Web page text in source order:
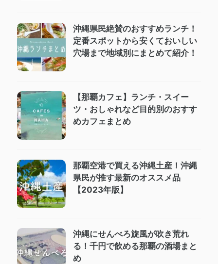
沖縄県民絶賛のおすすめランチ！
定番スポットから安くておいしい
穴場まで地域別にまとめて紹介！
【那覇カフェ】ランチ・スイー
ツ・おしゃれなど目的別のおすす
めカフェまとめ
那覇空港で買える沖縄土産！沖縄
県民が推す最新のオススメ品
【2023年版】
沖縄にせんべろ旋風が吹き荒れ
る！千円で飲める那覇の酒場まと
め